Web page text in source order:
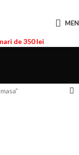
de 350 lei